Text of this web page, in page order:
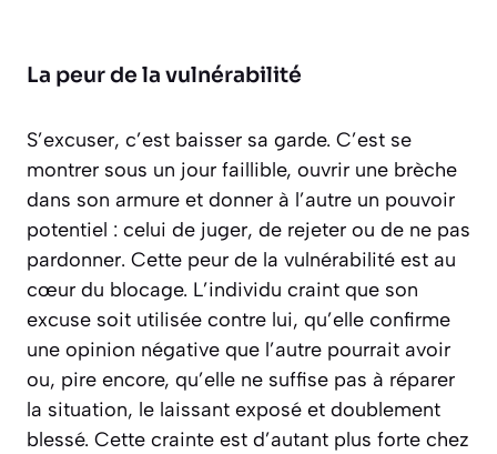
La peur de la vulnérabilité
S’excuser, c’est baisser sa garde. C’est se
montrer sous un jour faillible, ouvrir une brèche
dans son armure et donner à l’autre un pouvoir
potentiel : celui de juger, de rejeter ou de ne pas
pardonner. Cette peur de la vulnérabilité est au
cœur du blocage. L’individu craint que son
excuse soit utilisée contre lui, qu’elle confirme
une opinion négative que l’autre pourrait avoir
ou, pire encore, qu’elle ne suffise pas à réparer
la situation, le laissant exposé et doublement
blessé. Cette crainte est d’autant plus forte chez